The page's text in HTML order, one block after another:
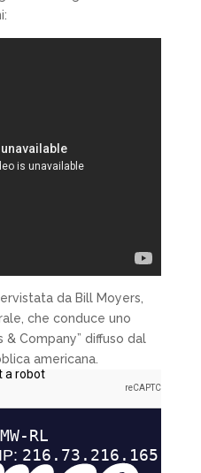
da Bill Moyers,
che conduce uno
Company” diffuso dal
americana.